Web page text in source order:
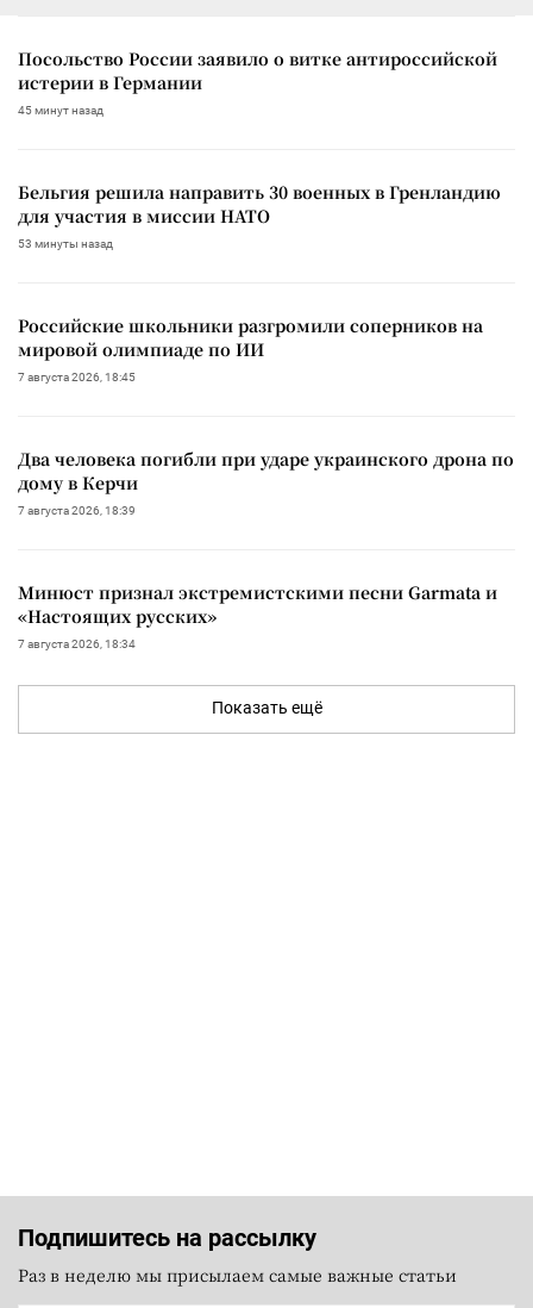
Посольство России заявило о витке антироссийской
истерии в Германии
45 минут назад
Бельгия решила направить 30 военных в Гренландию
для участия в миссии НАТО
53 минуты назад
Российские школьники разгромили соперников на
мировой олимпиаде по ИИ
7 августа 2026, 18:45
Два человека погибли при ударе украинского дрона по
дому в Керчи
7 августа 2026, 18:39
Минюст признал экстремистскими песни Garmata и
«Настоящих русских»
7 августа 2026, 18:34
Показать ещё
Подпишитесь на рассылку
Раз в неделю мы присылаем самые важные статьи